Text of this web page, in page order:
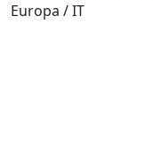
Europa / IT